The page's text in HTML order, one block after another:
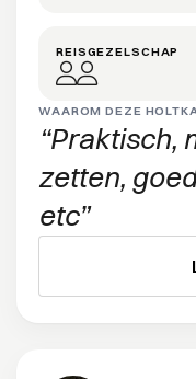
REISGEZELSCHAP
WAAROM DEZE
Praktisch,
zetten,
etc